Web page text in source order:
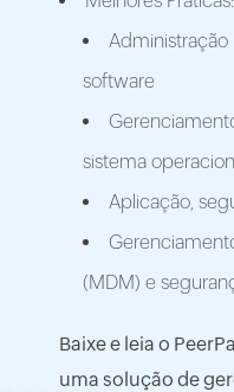
software
sistema
Aplicação,
(MDM) e
Baixe e leia o
uma solução de